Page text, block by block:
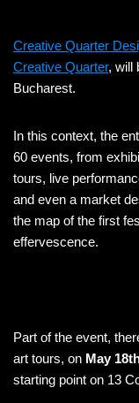
Creative Quarter
Creative Quarter, will
Bucharest.
In this context, the
60 events, from
tours, live
and even a market
the map of the first
effervescence.
Part of the event,
art tours, on May
starting point on 13